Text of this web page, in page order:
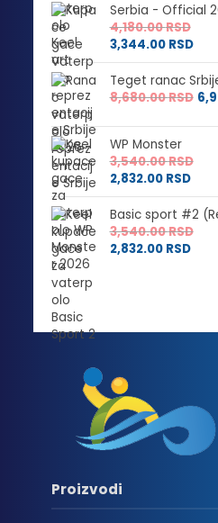
Serbia - Official
4,180.00RSD
3,344.00 RSD
Teget ranac
8,680.00RSD
WP Monster
3,540.00RSD
2,832.00 RSD
Basic sport #2
3,540.00RSD
2,832.00 RSD
Proizvodi